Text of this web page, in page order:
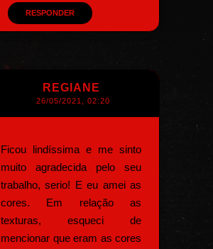
RESPONDER
REGIANE
26/05/2021, 02:20
Ficou lindíssima e me sinto
muito agradecida pelo seu
trabalho, serio! E eu amei as
cores. Em relação as
texturas, esqueci de
mencionar que eram as cores